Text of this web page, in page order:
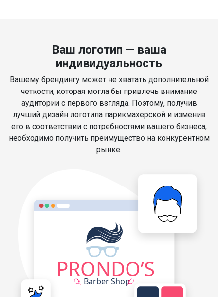
Ваш логотип — ваша
индивидуальность
Вашему брендингу может не хватать дополнительной
четкости, которая могла бы привлечь внимание
аудитории с первого взгляда. Поэтому, получив
лучший дизайн логотипа парикмахерской и изменив
его в соответствии с потребностями вашего бизнеса,
необходимо получить преимущество на конкурентном
рынке.